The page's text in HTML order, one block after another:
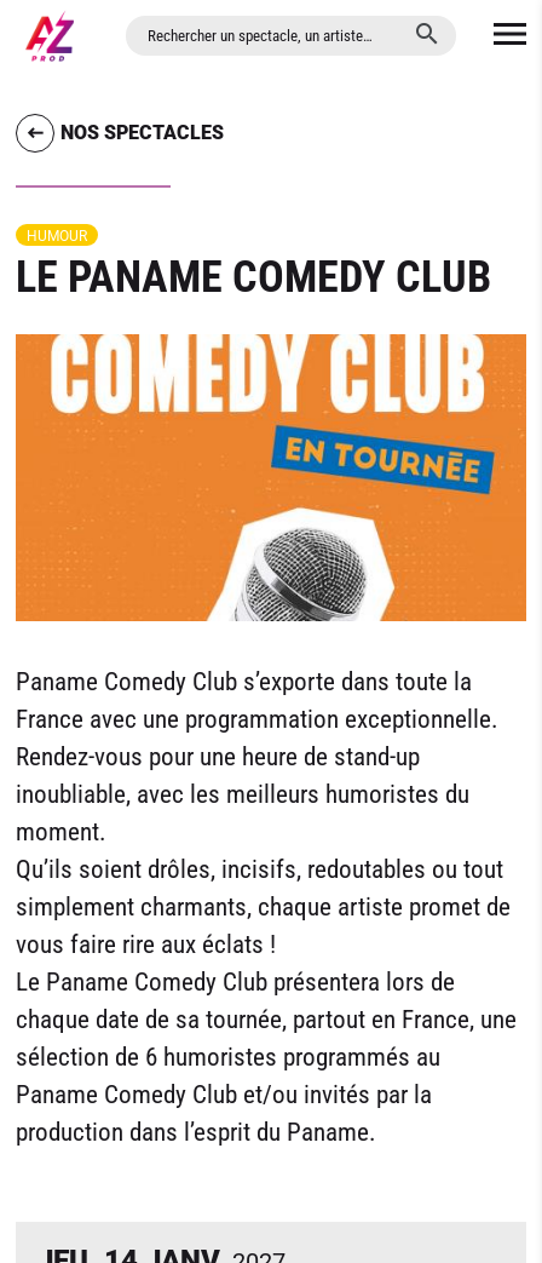
NOS SPECTACLES
HUMOUR
LE PANAME COMEDY CLUB
Paname Comedy Club s’exporte dans toute la
France avec une programmation exceptionnelle.
Rendez-vous pour une heure de stand-up
inoubliable, avec les meilleurs humoristes du
moment.
Qu’ils soient drôles, incisifs, redoutables ou tout
simplement charmants, chaque artiste promet de
vous faire rire aux éclats !
Le Paname Comedy Club présentera lors de
chaque date de sa tournée, partout en France, une
sélection de 6 humoristes programmés au
Paname Comedy Club et/ou invités par la
production dans l’esprit du Paname.